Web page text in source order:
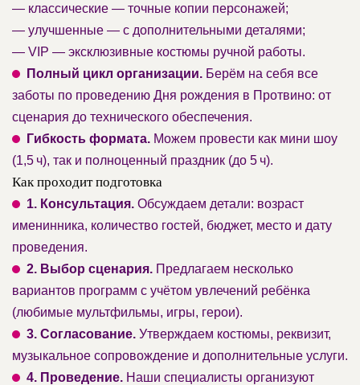
— классические — точные копии персонажей;
— улучшенные — с дополнительными деталями;
— VIP — эксклюзивные костюмы ручной работы.
Полный цикл организации. Берём на себя все
заботы по проведению Дня рождения в Протвино: от
сценария до технического обеспечения.
Гибкость формата. Можем провести как мини шоу
(1,5 ч), так и полноценный праздник (до 5 ч).
Как проходит подготовка
1. Консультация. Обсуждаем детали: возраст
именинника, количество гостей, бюджет, место и дату
проведения.
2. Выбор сценария. Предлагаем несколько
вариантов программ с учётом увлечений ребёнка
(любимые мультфильмы, игры, герои).
3. Согласование. Утверждаем костюмы, реквизит,
музыкальное сопровождение и дополнительные услуги.
4. Проведение. Наши специалисты организуют